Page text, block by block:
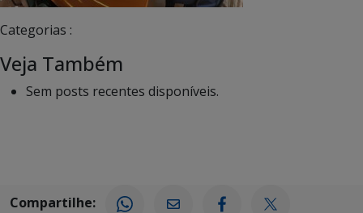
Categorias :
Veja Também
Sem posts recentes disponíveis.
Compartilhe: